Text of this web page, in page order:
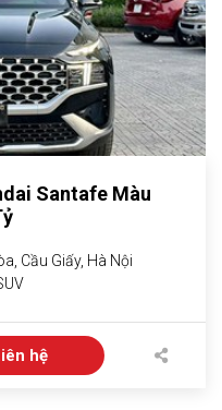
Santafe Màu
Cầu Giấy, Hà Nội
hệ